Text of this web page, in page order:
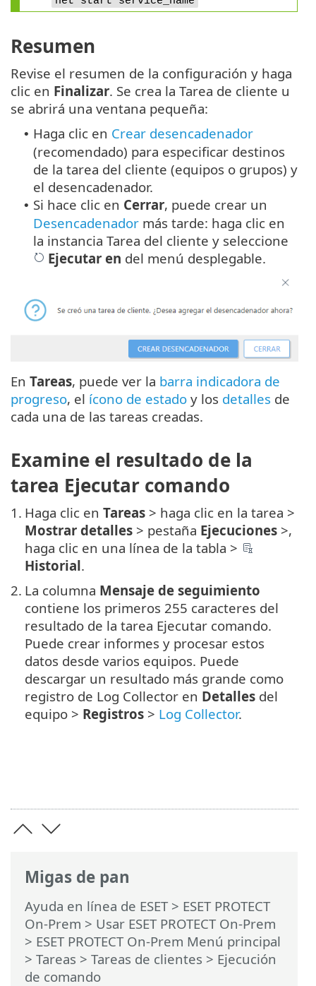
Migas de pan
Ayuda en línea de ESET> ESET PROTECT
On-Prem > Usar ESET PROTECT On-Prem
> ESET PROTECT On-Prem Menú principal
> Tareas > Tareas de clientes > Ejecución
de comando
Resumen
Revise el resumen de la configuración y haga
clic en Finalizar. Se crea la Tarea de cliente u
se abrirá una ventana pequeña:
• Haga clic en Crear desencadenador
(recomendado) para especificar destinos
de la tarea del cliente (equipos o grupos) y
el desencadenador.
• Si hace clic en Cerrar, puede crear un
Desencadenador más tarde: haga clic en
la instancia Tarea del cliente y seleccione
Ejecutar en del menú desplegable.
En Tareas, puede ver la barra indicadora de
progreso, el ícono de estado y los detalles de
cada una de las tareas creadas.
Examine el resultado de la
tarea Ejecutar comando
1. Haga clic en Tareas > haga clic en la tarea >
Mostrar detalles > pestaña Ejecuciones >,
haga clic en una línea de la tabla >
Historial.
2. La columna Mensaje de seguimiento
contiene los primeros 255 caracteres del
resultado de la tarea Ejecutar comando.
Puede crear informes y procesar estos
datos desde varios equipos. Puede
descargar un resultado más grande como
registro de Log Collector en Detalles del
equipo > Registros > Log Collector.